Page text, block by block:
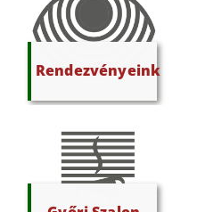
Rendezvényeink